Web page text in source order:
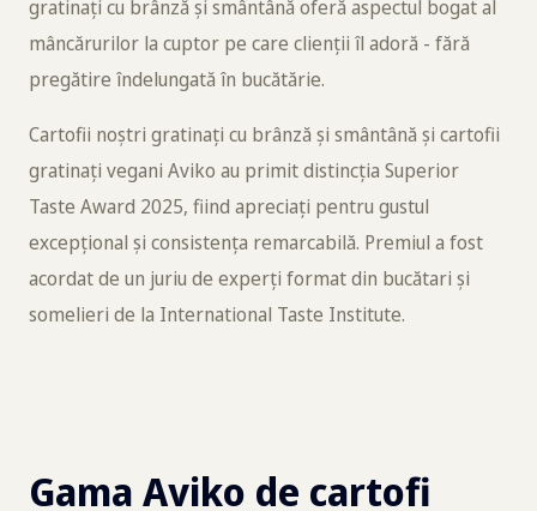
gratinați cu brânză și smântână oferă aspectul bogat al
mâncărurilor la cuptor pe care clienții îl adoră - fără
pregătire îndelungată în bucătărie.
Cartofii noștri gratinați cu brânză și smântână și cartofii
gratinați vegani Aviko au primit distincția Superior
Taste Award 2025, fiind apreciați pentru gustul
excepțional și consistența remarcabilă. Premiul a fost
acordat de un juriu de experți format din bucătari și
somelieri de la International Taste Institute.
Gama Aviko de cartofi